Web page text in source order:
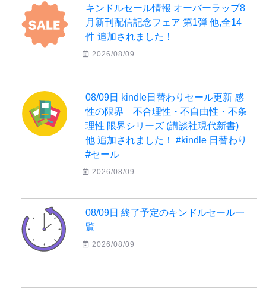
キンドルセール情報 オーバーラップ8
月新刊配信記念フェア 第1弾 他,全14
件 追加されました！
2026/08/09
08/09日 kindle日替わりセール更新 感
性の限界 不合理性・不自由性・不条
理性 限界シリーズ (講談社現代新書)
他 追加されました！ #kindle 日替わり
#セール
2026/08/09
08/09日 終了予定のキンドルセール一
覧
2026/08/09